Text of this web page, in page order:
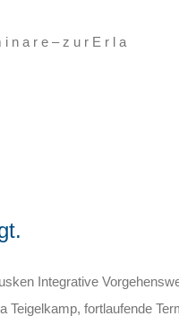
i n a r e – z u r E r l a
Integrative
fortlaufende